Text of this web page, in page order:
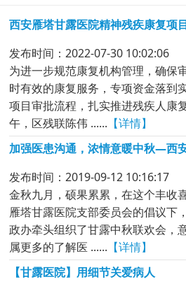
西安雁塔甘露医院精神残疾康复项
发布时间：2022-07-30 10:02:06
为进一步规范康复机构管理，确保
时有效的康复服务，专项资金落到
项目审批流程，扎实推进残疾人康
午，区残联陈伟 ...... 【详情】
加强医患沟通，浓情意暖中秋—西
发布时间：2019-09-12 10:16:17
金秋九月，硕果累累，在这个丰收
雁塔甘露医院支部委员会的倡议下
政办牵头组织了甘露中秋联欢会，
属更多的了解医 ...... 【详情】
【甘露医院】用细节关爱病人